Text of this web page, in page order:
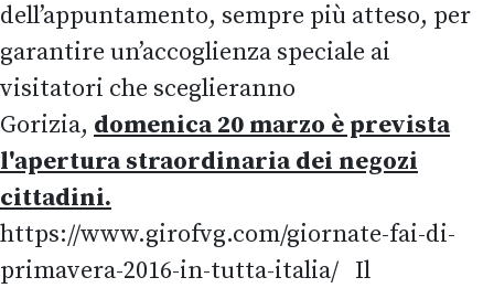
dell’appuntamento, sempre più atteso, per
garantire un’accoglienza speciale ai
visitatori che sceglieranno
Gorizia, domenica 20 marzo è prevista
l'apertura straordinaria dei negozi
cittadini.
https://www.girofvg.com/giornate-fai-di-
primavera-2016-in-tutta-italia/ Il